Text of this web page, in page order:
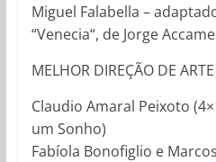
Miguel Falabella –
“Venecia“, de Jorge
MELHOR DIREÇÃO DE ARTE
Claudio Amaral Peixoto
um Sonho)
Fabíola Bonofiglio e